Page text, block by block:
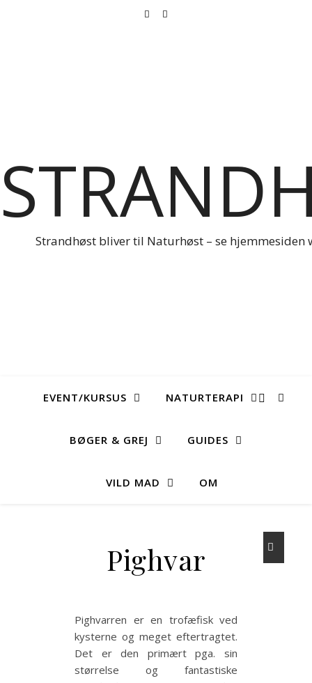
Strandhøst bliver til Naturhøst – se hjemmesiden
EVENT/KURSUS NATURTERAPI
BØGER & GREJ GUIDES
VILD MAD OM
Pighvar
Pighvarren er en trofæfisk ved
kysterne og meget eftertragtet.
Det er den primært pga. sin
størrelse og fantastiske